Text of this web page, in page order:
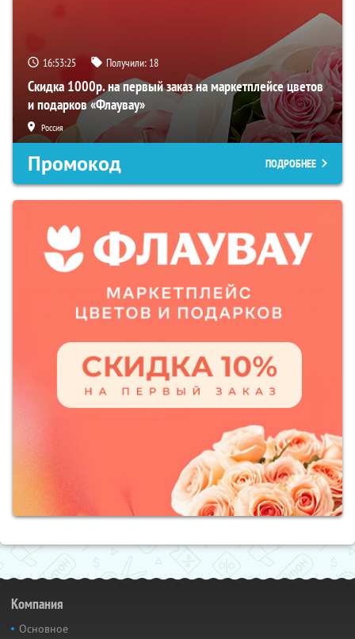
16:53:24 Получили: 18
Скидка 1000р. на первый заказ на маркетплейсе цветов
и подарков «Флаувау»
Россия
Промокод ПОДРОБНЕЕ
Компания
Основное